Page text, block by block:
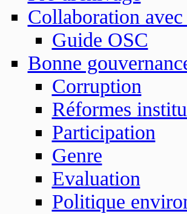
Collaboration
Guide OSC
Bonne
Corruption
Réformes
Participation
Genre
Evaluation
Politique